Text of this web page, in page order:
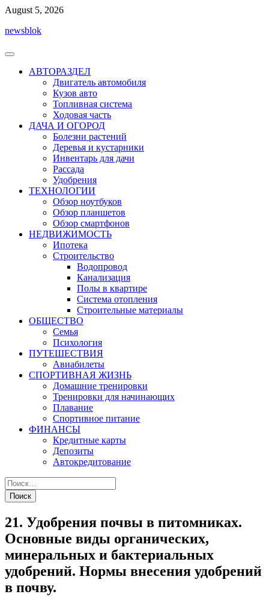
Перейти
содержимому
August 5, 2026
newsblok
АВТОРАЗДЕЛ
Двигатель автомобиля
Кузов авто
Топливная система
Ходовая часть
ДАЧА И ОГОРОД
Болезни растений
Деревья и кустарники
Инвентарь для дачи
Рассада
Удобрения
ТЕХНОЛОГИИ
Обзор ноутбуков
Обзор планшетов
Обзор смартфонов
НЕДВИЖИМОСТЬ
Ипотека
Строительство
Водопровод
Канализация
Полы в квартире
Система отопления
Строительные материалы
ОБЩЕСТВО
Семья
Психология
ПУТЕШЕСТВИЯ
Авиабилеты
СПОРТИВНАЯ ЖИЗНЬ
Домашние тренировки
Тренировки для начинающих
Плавание
Спортивное питание
ФИНАНСЫ
Кредитные карты
Депозиты
Автокредитование
21. Удобрения почвы в питомниках.
Основные виды органических,
минеральных и бактериальных
удобрений. Нормы внесения удобрений
в почву.